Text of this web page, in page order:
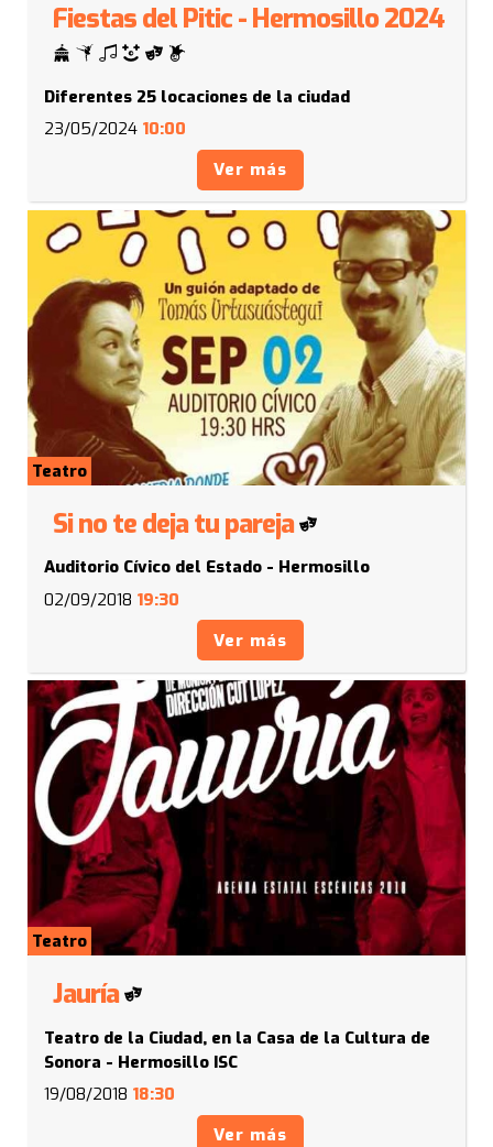
Fiestas del Pitic - Hermosillo 2024
Diferentes 25 locaciones de la ciudad
23/05/2024 10:00
Ver más
Teatro
Si no te deja tu pareja
Auditorio Cívico del Estado - Hermosillo
02/09/2018 19:30
Ver más
Teatro
Jauría
Teatro de la Ciudad, en la Casa de la Cultura de
Sonora - Hermosillo ISC
19/08/2018 18:30
Ver más